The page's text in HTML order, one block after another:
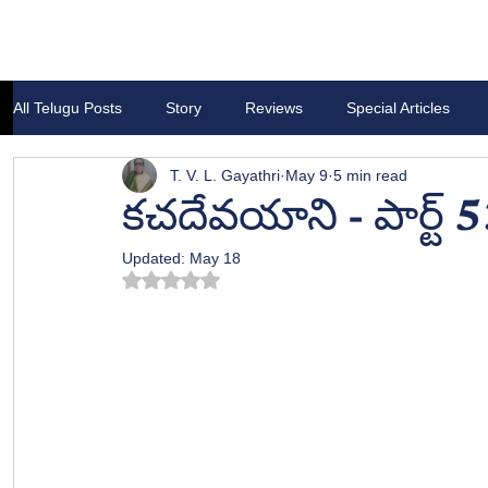
All Telugu Posts Story Reviews Special Articles
కచదేవయాని - పార్ట్
T. V. L. Gayathri May 9 5 min read
Updated: May 18
Rated NaN out of 5 stars.